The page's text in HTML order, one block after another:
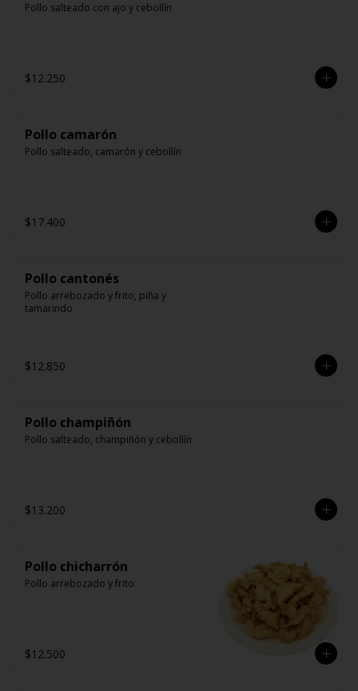
Pollo salteado con ajo y cebollín
$12.250
Pollo camarón
Pollo salteado, camarón y cebollín
$17.400
Pollo cantonés
Pollo arrebozado y frito, piña y
tamarindo
$12.850
Pollo champiñón
Pollo salteado, champiñón y cebollín
$13.200
Pollo chicharrón
Pollo arrebozado y frito
$12.500